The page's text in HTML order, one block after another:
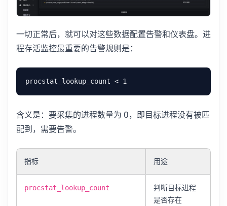
一切正常后，就可以对这些数据配置告警和仪表盘。进
程存活监控最重要的告警规则是：
含义是：要采集的进程数量为 0，即目标进程没有被匹
配到，需要告警。
指标 用途
procstat_lookup_count
判断目标进程
是否存在